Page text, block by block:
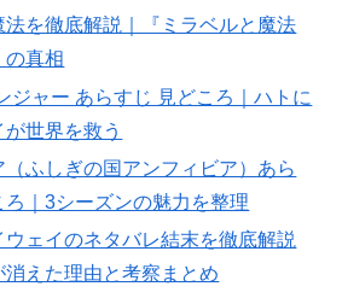
法を徹底解説｜『ミラベルと魔法
の真相
ジャー あらすじ 見どころ｜ハトに
世界を救う
（ふしぎの国アンフィビア）あら
ろ｜3シーズンの魅力を整理
ェイのネタバレ結末を徹底解説
消えた理由と考察まとめ